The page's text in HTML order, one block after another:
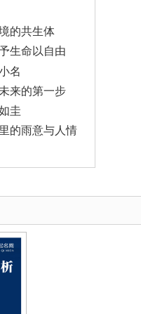
的共生体
生命以自由
名
来的第一步
圭
的雨意与人情